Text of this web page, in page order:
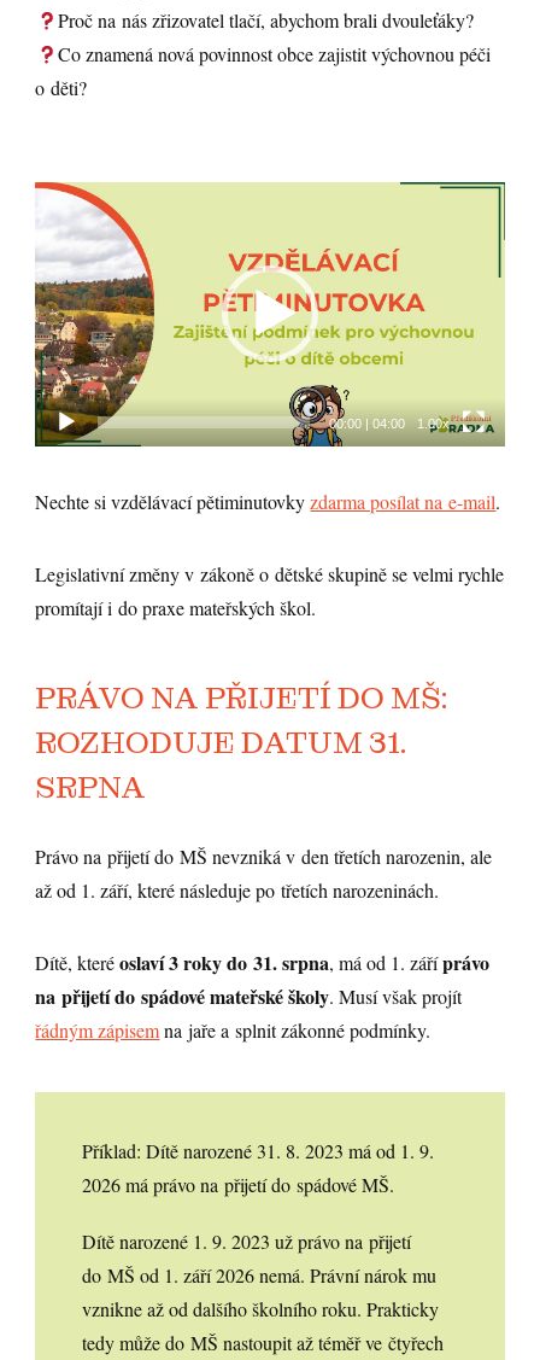
Proč na nás zřizovatel tlačí, abychom brali dvouleťáky?
Co znamená nová povinnost obce zajistit výchovnou péči
o děti?
Video
přehrávač
00:00| 04:00 1.00x
Nechte si vzdělávací pětiminutovkyzdarma posílat na e-mail.
Legislativní změny v zákoně o dětské skupině se velmi rychle
promítají i do praxe mateřských škol.
PRÁVO NA PŘIJETÍ DO MŠ:
ROZHODUJE DATUM 31.
SRPNA
Právo na přijetí do MŠ nevzniká v den třetích narozenin, ale
až od 1. září, které následuje po třetích narozeninách.
Dítě, kteréoslaví 3 roky do 31. srpna, má od 1. záříprávo
na přijetí do spádové mateřské školy. Musí však projít
řádným zápisemna jaře a splnit zákonné podmínky.
Příklad: Dítě narozené 31. 8. 2023 má od 1. 9.
2026 má právo na přijetí do spádové MŠ.
Dítě narozené 1. 9. 2023 už právo na přijetí
do MŠ od 1. září 2026 nemá. Právní nárok mu
vznikne až od dalšího školního roku. Prakticky
tedy může do MŠ nastoupit až téměř ve čtyřech